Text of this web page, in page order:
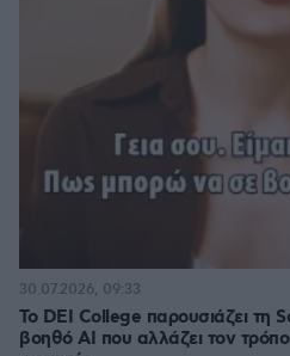
Το DEI College παρουσιάζει τη
βοηθό AI που αλλάζει τον
30.07.2026, 09:33